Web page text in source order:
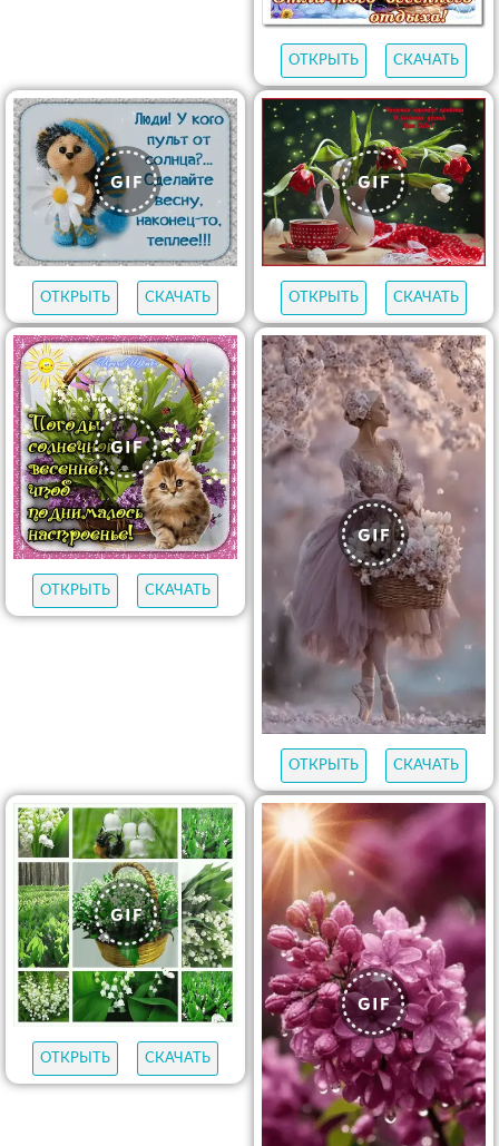
ОТКРЫТЬ СКАЧАТЬ
ОТКРЫТЬ СКАЧАТЬ ОТКРЫТЬ СКАЧАТЬ
ОТКРЫТЬ СКАЧАТЬ
ОТКРЫТЬ СКАЧАТЬ
ОТКРЫТЬ СКАЧАТЬ